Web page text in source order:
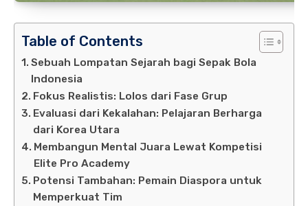
Table of Contents
Sebuah Lompatan Sejarah bagi Sepak Bola
Indonesia
Fokus Realistis: Lolos dari Fase Grup
Evaluasi dari Kekalahan: Pelajaran Berharga
dari Korea Utara
Membangun Mental Juara Lewat Kompetisi
Elite Pro Academy
Potensi Tambahan: Pemain Diaspora untuk
Memperkuat Tim